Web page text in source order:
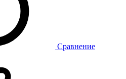
Сравнение